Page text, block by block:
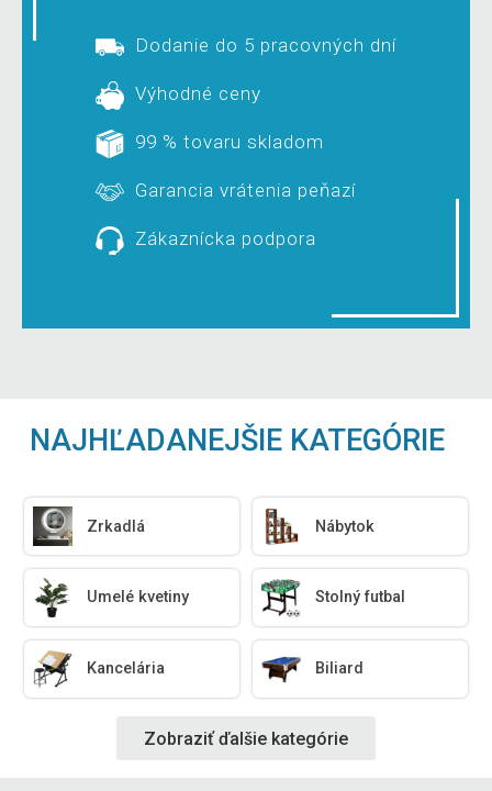
Dodanie do 5 pracovných dní
Výhodné ceny
99 % tovaru skladom
Garancia vrátenia peňazí
Zákaznícka podpora
NAJHĽADANEJŠIE KATEGÓRIE
Zrkadlá Nábytok
Umelé kvetiny Stolný futbal
Kancelária Biliard
Zobraziť ďalšie kategórie